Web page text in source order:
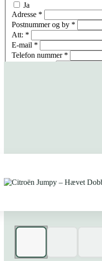
Ja
Adresse *
Postnummer og by *
Att: *
E-mail *
Telefon nummer *